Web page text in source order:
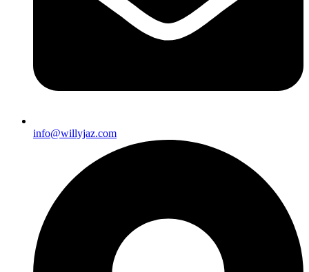
info@willyjaz.com